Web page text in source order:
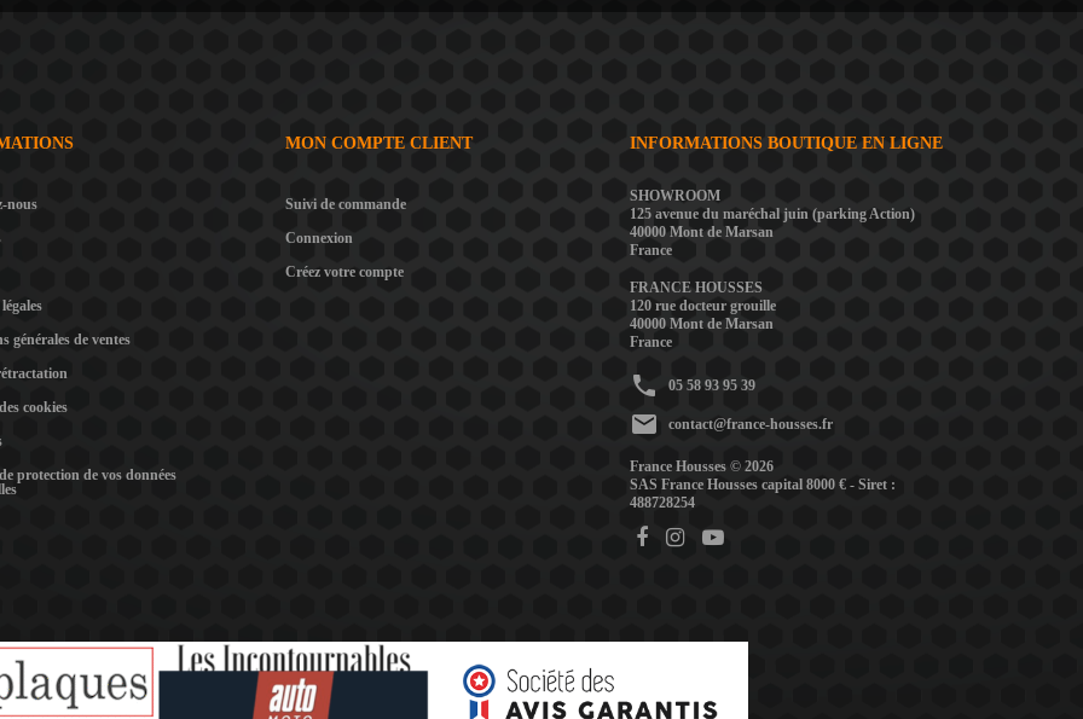
nous
générales de ventes
cookies
protection de vos données
MON COMPTE CLIENT
Suivi de commande
Connexion
Créez votre compte
INFORMATIONS BOUTIQUE EN LIGNE
SHOWROOM
125 avenue du maréchal juin (parking Action)
40000 Mont de Marsan
France
FRANCE HOUSSES
120 rue docteur grouille
40000 Mont de Marsan
France
phone 05 58 93 95 39
mail contact@france-housses.fr
France Housses © 2026
SAS France Housses capital 8000 € - Siret :
488728254